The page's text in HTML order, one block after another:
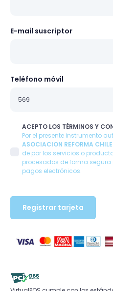
E-mail suscriptor
Teléfono móvil
ACEPTO LOS TÉRMINOS Y
Por el presente instrumento
ASOCIACION REFORMA CHILE
de por los servicios o
procesados de forma segura
pagos electrónicos.
Registrar tarjeta